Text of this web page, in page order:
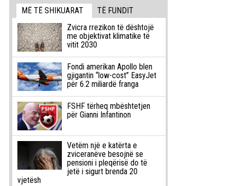
MË TË SHIKUARAT
TË FUNDIT
Zvicra rrezikon të dështojë
me objektivat klimatike të
vitit 2030
Fondi amerikan Apollo blen
gjigantin “low-cost” EasyJet
për 6.2 miliardë franga
FSHF tërheq mbështetjen
për Gianni Infantinon
Vetëm një e katërta e
zviceranëve besojnë se
pensioni i pleqërisë do të
jetë i sigurt brenda 20
vjetësh